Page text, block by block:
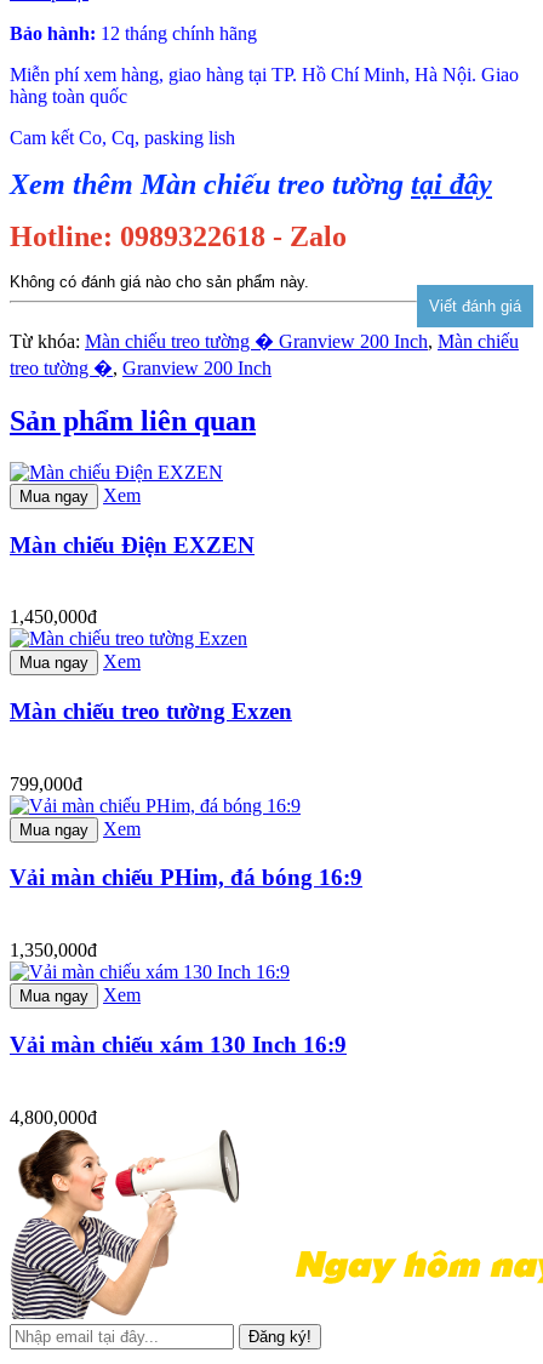
Bảo hành: 12 tháng chính hãng
Miễn phí xem hàng, giao hàng tại TP. Hồ Chí Minh, Hà Nội. Giao
hàng toàn quốc
Cam kết Co, Cq, pasking lish
Xem thêm Màn chiếu treo tường tại đây
Hotline: 0989322618 - Zalo
Không có đánh giá nào cho sản phẩm này.
Từ khóa: Màn chiếu treo tường � Granview 200 Inch, Màn chiếu
treo tường �, Granview 200 Inch
Sản phẩm liên quan
Mua ngay Xem
Màn chiếu Điện EXZEN
1,450,000đ
Mua ngay Xem
Màn chiếu treo tường Exzen
799,000đ
Mua ngay Xem
Vải màn chiếu PHim, đá bóng 16:9
1,350,000đ
Mua ngay Xem
Vải màn chiếu xám 130 Inch 16:9
4,800,000đ
Đăng ký!